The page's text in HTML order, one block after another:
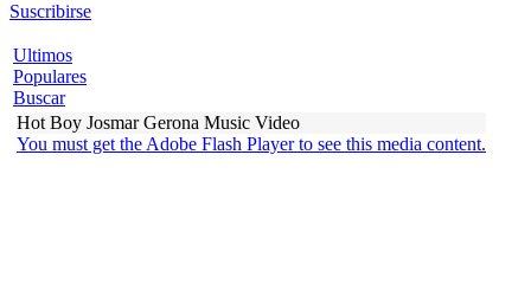
Suscribirse
Ultimos
Populares
Buscar
Hot Boy Josmar Gerona Music Video
You must get the Adobe Flash Player to see this media content.